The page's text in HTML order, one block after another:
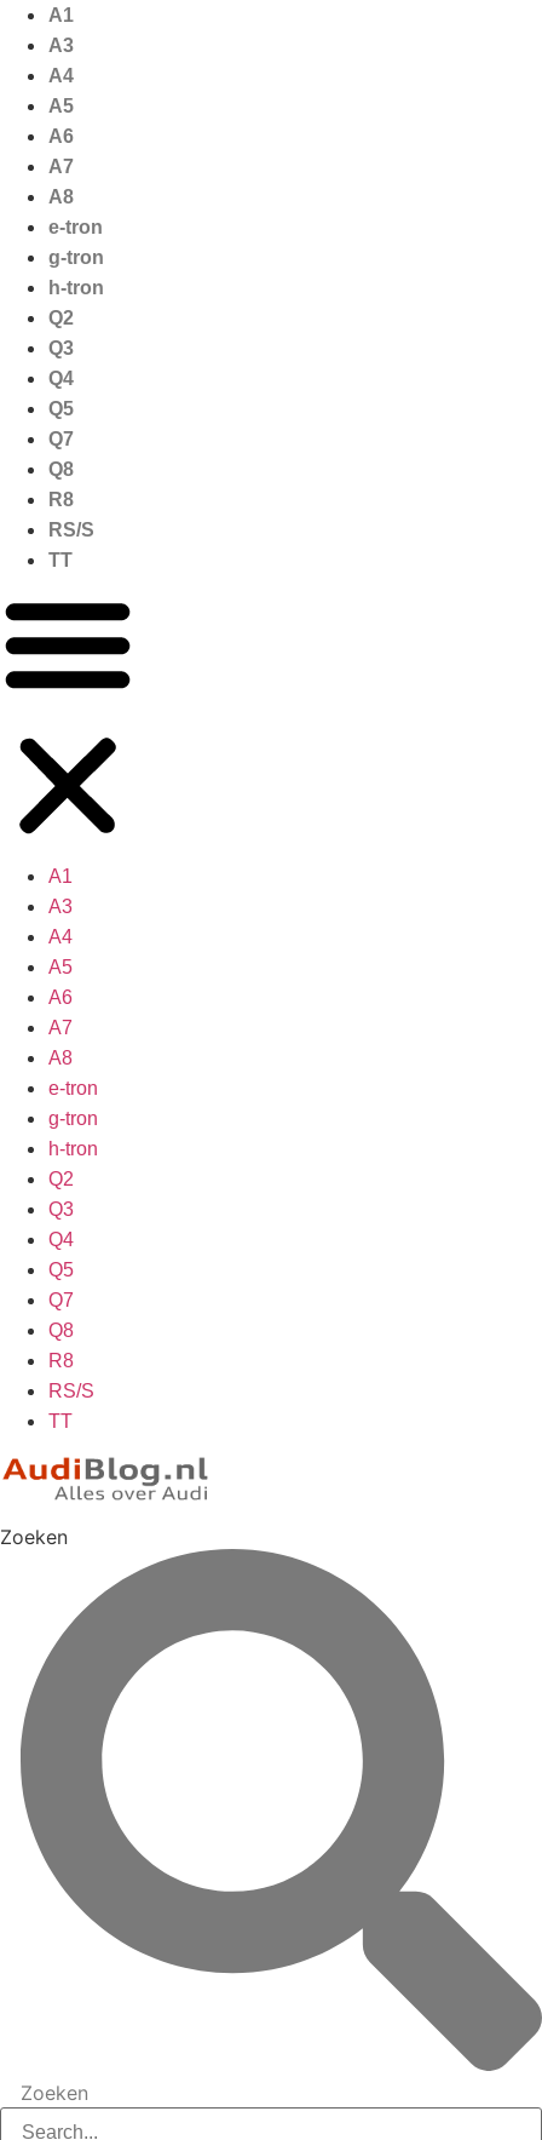
naar
inhoud
A1
A3
A4
A5
A6
A7
A8
e-tron
g-tron
h-tron
Q2
Q3
Q4
Q5
Q7
Q8
R8
RS/S
TT
A1
A3
A4
A5
A6
A7
A8
e-tron
g-tron
h-tron
Q2
Q3
Q4
Q5
Q7
Q8
R8
RS/S
TT
Zoeken
Zoeken